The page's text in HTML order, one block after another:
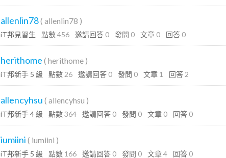
allenlin78( allenlin78 )
iT邦見習生 點數456 邀請回答 0 發問 0 文章 0 回答 0
herithome ( herithome )
iT邦新手 5 級 點數 26 邀請回答 0 發問 0 文章 1 回答 2
allencyhsu ( allencyhsu )
iT邦新手 4 級 點數364 邀請回答 0 發問 0 文章 0 回答 0
iumiini ( iumiini )
iT邦新手 5 級 點數 166 邀請回答 0 發問 0 文章4 回答 0